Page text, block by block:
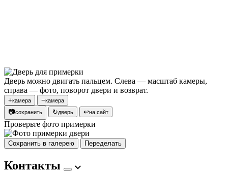
Дверь можно двигать пальцем. Слева — масштаб камеры,
справа — фото, поворот двери и возврат.
+камера −камера
📷сохранить ↻дверь ↩на сайт
Проверьте фото примерки
Сохранить в галерею Переделать
Контакты